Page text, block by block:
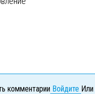
комментарии Войдите Или